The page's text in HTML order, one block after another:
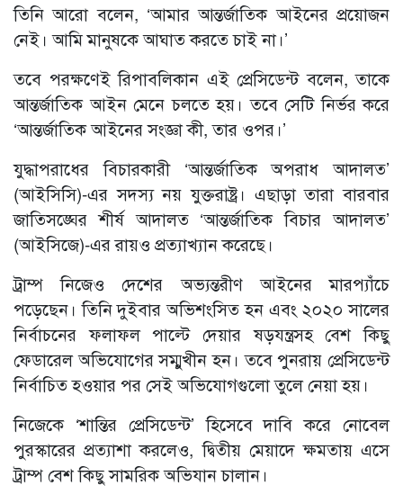
তিনি আরো বলেন, ‘আমার আন্তর্জাতিক আইনের প্রয়োজন
নেই। আমি মানুষকে আঘাত করতে চাই না।’
তবে পরক্ষণেই রিপাবলিকান এই প্রেসিডেন্ট বলেন, তাকে
আন্তর্জাতিক আইন মেনে চলতে হয়। তবে সেটি নির্ভর করে
‘আন্তর্জাতিক আইনের সংজ্ঞা কী, তার ওপর।’
যুদ্ধাপরাধের বিচারকারী ‘আন্তর্জাতিক অপরাধ আদালত’
(আইসিসি)-এর সদস্য নয় যুক্তরাষ্ট্র। এছাড়া তারা বারবার
জাতিসঙ্ঘের শীর্ষ আদালত ‘আন্তর্জাতিক বিচার আদালত’
(আইসিজে)-এর রায়ও প্রত্যাখ্যান করেছে।
ট্রাম্প নিজেও দেশের অভ্যন্তরীণ আইনের মারপ্যাঁচে
পড়েছেন। তিনি দুইবার অভিশংসিত হন এবং ২০২০ সালের
নির্বাচনের ফলাফল পাল্টে দেয়ার ষড়যন্ত্রসহ বেশ কিছু
ফেডারেল অভিযোগের সম্মুখীন হন। তবে পুনরায় প্রেসিডেন্ট
নির্বাচিত হওয়ার পর সেই অভিযোগগুলো তুলে নেয়া হয়।
নিজেকে ‘শান্তির প্রেসিডেন্ট’ হিসেবে দাবি করে নোবেল
পুরস্কারের প্রত্যাশা করলেও, দ্বিতীয় মেয়াদে ক্ষমতায় এসে
ট্রাম্প বেশ কিছু সামরিক অভিযান চালান।